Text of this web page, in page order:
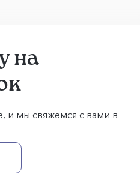
на
и мы свяжемся с вами в